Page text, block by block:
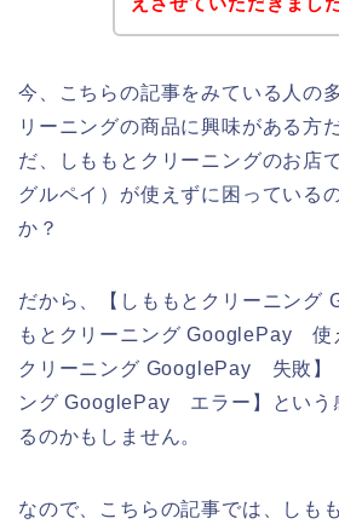
今、こちらの記事をみている人の
リーニングの商品に興味がある方
だ、しももとクリーニングのお店
グルペイ）が使えずに困っている
か？
だから、【しももとクリーニング
もとクリーニング GooglePay 使
クリーニング GooglePay 失敗】
ング GooglePay エラー】という
るのかもしません。
なので、こちらの記事では、しも